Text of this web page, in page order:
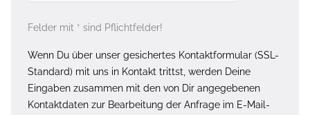
Felder mit * sind Pflichtfelder!
Wenn Du über unser gesichertes Kontaktformular (SSL-
Standard) mit uns in Kontakt trittst, werden Deine
Eingaben zusammen mit den von Dir angegebenen
Kontaktdaten zur Bearbeitung der Anfrage im E-Mail-